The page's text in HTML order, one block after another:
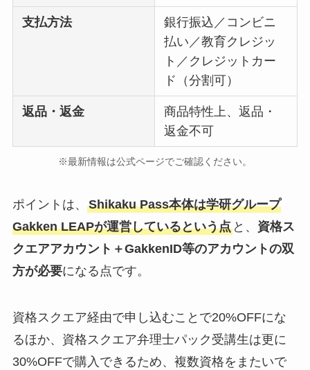
支払方法
銀行振込／コンビニ
払い／教育クレジッ
ト／クレジットカー
ド（分割可）
返品・返金
商品特性上、返品・
返金不可
※最新情報は公式ページでご確認ください。
ポイントは、 Shikaku Pass本体は学研グループ
Gakken LEAPが運営しているという点と、 資格ス
クエアアカウント＋GakkenID等のアカウントの双
方が必要になる点です。
資格スクエア経由で申し込むことで20%OFFにな
るほか、資格スクエア弁理士パック受講生は更に
30%OFFで購入できるため、複数資格をまたいで